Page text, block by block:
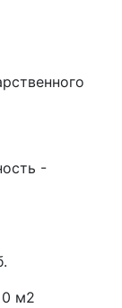
-
м2